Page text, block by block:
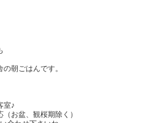
朝ごはんです。
室♪
お盆、観桜期除く）